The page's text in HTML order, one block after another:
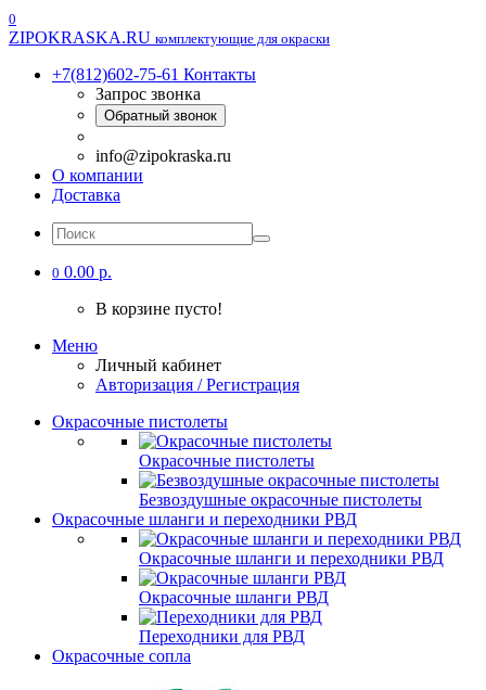
0
ZIPOKRASKA.RU комплектующие для окраски
+7(812)602-75-61 Контакты
Запрос звонка
Обратный звонок
info@zipokraska.ru
О компании
Доставка
0 0.00 р.
В корзине пусто!
Меню
Личный кабинет
Авторизация / Регистрация
Окрасочные пистолеты
Окрасочные пистолеты
Безвоздушные окрасочные пистолеты
Окрасочные шланги и переходники РВД
Окрасочные шланги и переходники РВД
Окрасочные шланги РВД
Переходники для РВД
Окрасочные сопла